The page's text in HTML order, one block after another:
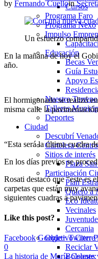
Cursos
Programa Faro
Programa Nexo
Impulso
Educación
Becas
Guía
Apoyo
Nuestro Terreno
Talleres
Deportes
Ciudad
Descubrí
Cartelera
Sitios de interés
Plaza
Participación
Plan
Quiero a
Eco
Vecinales
Cercania
Objetivo Cierre
Reciclar
Bolsones
by Fernando Cuelloin
Un esfuerzo
En la mañana de hoy el
año.
El hormigonado se realizó
misma calle la
“Esta será la última cuadra
En los días previos se
Rosati destacó que “este es
carpetas que están muy
siguientes cuadras a
Like this post?
Facebook Google+ Twitter
0
La historia de María